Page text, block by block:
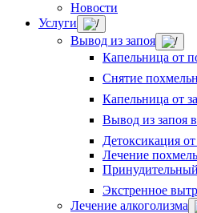
Новости
Услуги
Вывод из запоя
Капельница от
Снятие
Капельница от
Вывод из запоя
Детоксикация от
Лечение
Экстренное
Лечение алкоголизма